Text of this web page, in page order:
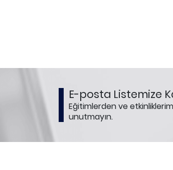
E-posta Listemize
Eğitimlerden ve
unutmayın.